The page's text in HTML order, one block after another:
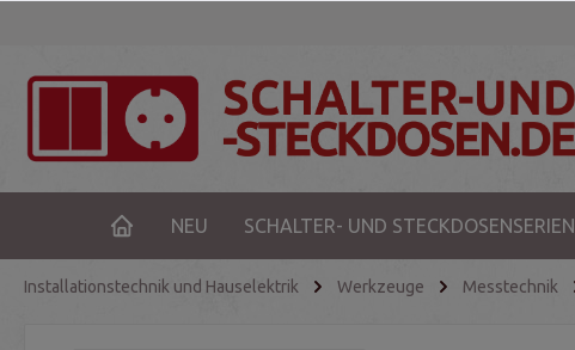
NEU SCHALTER- UND STECKDOSENSERIEN
Installationstechnik und Hauselektrik Werkzeuge Messtechnik